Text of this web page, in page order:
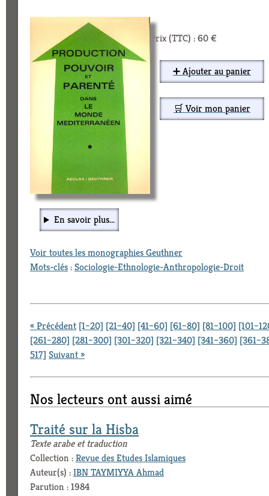
Prix (TTC) : 60 €
➕ Ajouter au panier
🛒 Voir mon panier
En savoir plus...
Voir toutes les monographies Geuthner
Mots-clés:Sociologie-Ethnologie-Anthropologie-Droit
« Précédent [1–20] [21–40] [41–60] [61–80] [81–100]
[261–280] [281–300] [301–320] [321–340] [341–360]
517] Suivant »
Nos lecteurs ont aussi aimé
Traité sur la Hisba
Texte arabe et traduction
Collection :Revue des Etudes Islamiques
Auteur(s) :IBN TAYMIYYA Ahmad
Parution : 1984